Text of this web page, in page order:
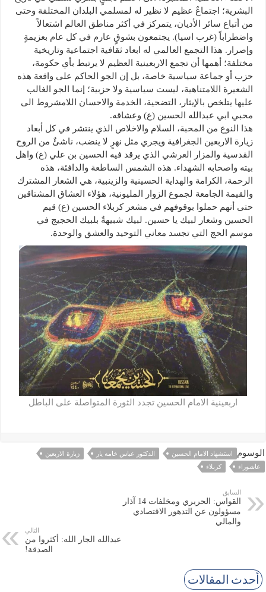
البشرية؛ اجتماعٌ عظيم لا نظير له لمسلمي البلدان المختلفة وحتى
من أتباع سائر الأديان، يتمركز في أكثر مناطق العالم اشتعالاً
واضطراباً (غرب اسيا). يجتمعون بشوقٍ عارم في كل عام بعزيمةٍ
وإصرار. هذا التجمع العالمي له ابعاد ثقافية اجتماعية وتاريخية
مختلفة؛ أهمها أن تجمع الاربعينية العظيم لا يرتبط بأي حكومة،
حزب أو جماعة سياسية خاصة، بل إن الجو الحاكم على واقعة هذه
الشعيرة اللامتناهية، ليست سياسية ولا حزبية؛ إنما الجو الغالب
عليها يتلخص بالإيثار، التضحية، الخدمة والاحسان اللامشروط الى
محبي ابي عبدالله الحسين (ع) وعشاقه.
هذا النوع من المحبة، السلام والاخلاص الذي ينتشر في كل أبعاد
زيارة الاربعين الجغرافية ويجري مثل نهرٍ لا ينضب، ناشئٌ من الروح
القدسية والمزار العرشي الذي يرقد فيه الحسين بن علي (ع) واهل
بيته واصحابه الشهداء. هذه الشمس الساطعة والدافئة، هذه
الرحمة، الكرامة والهداية الحسينية والزينبية، هي الشعار المشترك
والقيمة الجامعة لجموع الزوار المليونية، هؤلاء العشاق المشتاقين
حتى أنهم حملوا بوقوفهم في مشعر كربلاء الحسين (ع) قيم
الحسين وشعار لبيك يا حسين. لبيك شبيهةٌ بلبيك الحجيج في
موسم الحج التي تجسد معاني التوحيد والعشق والوحدة.
اربعينية الامام الحسين تجدد الثورة المتواصلة على الباطل
الوسوم استشهاد الامام الحسين الدكتور عباس خامه يار
زيارة الاربعين
عاشوراء
كربلاء
السابق
القواس: الحريري ومخلفات 14 آذار
مسؤولون عن التدهور الاقتصادي
والمالي
التالي
عبدالله الجار الله: أكثروا من
الصدقة!
أحدث المقالات